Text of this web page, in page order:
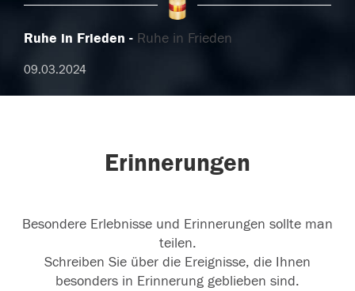
Ruhe in Frieden Ruhe in Frieden
09.03.2024
Erinnerungen
Besondere Erlebnisse und Erinnerungen sollte man
teilen.
Schreiben Sie über die Ereignisse, die Ihnen
besonders in Erinnerung geblieben sind.